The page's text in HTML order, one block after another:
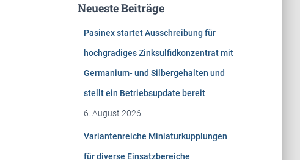
n
Neueste Beiträge
Pasinex startet Ausschreibung für
hochgradiges Zinksulfidkonzentrat mit
Germanium- und Silbergehalten und
stellt ein Betriebsupdate bereit
6. August 2026
Variantenreiche Miniaturkupplungen
für diverse Einsatzbereiche